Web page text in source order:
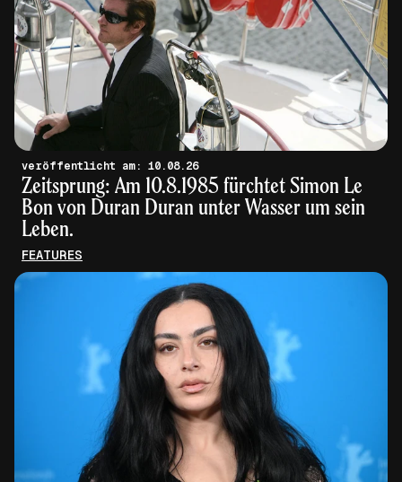
veröffentlicht am: 10.08.26
Zeitsprung: Am 10.8.1985 fürchtet Simon Le
Bon von Duran Duran unter Wasser um sein
Leben.
FEATURES